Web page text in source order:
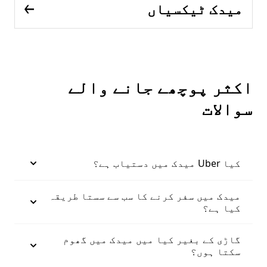
میدک ٹیکسیاں
اکثر پوچھے جانے والے
سوالات
کیا Uber میدک میں دستیاب ہے؟
میدک میں سفر کرنے کا سب سے سستا طریقہ
کیا ہے؟
گاڑی کے بغیر کیا میں میدک میں گھوم
سکتا ہوں؟